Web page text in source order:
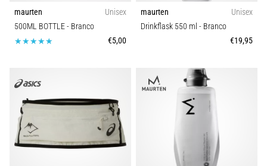
uma
vez
na
você
amador
profissional.
Quais
são…
maurten
Unisex
500ML BOTTLE- Branco
€5,00
maurten
Unisex
Drinkflask 550 ml - Branco
€19,95